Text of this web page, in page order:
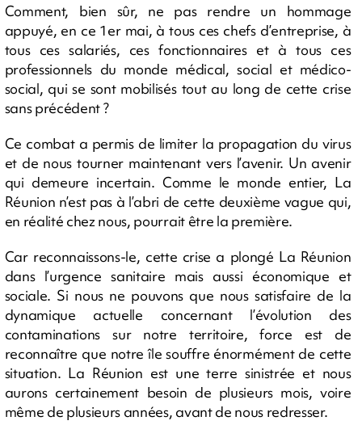
Comment, bien sûr, ne pas rendre un hommage
appuyé, en ce 1er mai, à tous ces chefs d’entreprise, à
tous ces salariés, ces fonctionnaires et à tous ces
professionnels du monde médical, social et médico-
social, qui se sont mobilisés tout au long de cette crise
sans précédent ?
Ce combat a permis de limiter la propagation du virus
et de nous tourner maintenant vers l’avenir. Un avenir
qui demeure incertain. Comme le monde entier, La
Réunion n’est pas à l’abri de cette deuxième vague qui,
en réalité chez nous, pourrait être la première.
Car reconnaissons-le, cette crise a plongé La Réunion
dans l’urgence sanitaire mais aussi économique et
sociale. Si nous ne pouvons que nous satisfaire de la
dynamique actuelle concernant l’évolution des
contaminations sur notre territoire, force est de
reconnaître que notre île souffre énormément de cette
situation. La Réunion est une terre sinistrée et nous
aurons certainement besoin de plusieurs mois, voire
même de plusieurs années, avant de nous redresser.